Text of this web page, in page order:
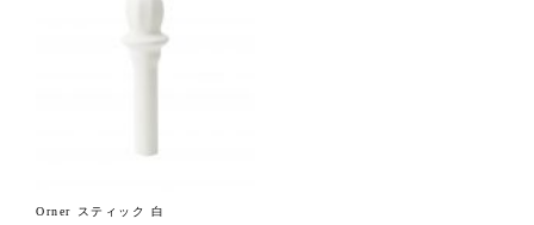
Orner スティック 白